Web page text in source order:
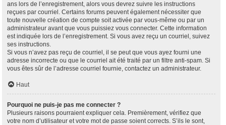
ans lors de l’enregistrement, alors vous devrez suivre les instructions
reçues par courriel. Certains forums peuvent également nécessiter que
toute nouvelle création de compte soit activée par vous-même ou par un
administrateur avant que vous puissiez vous connecter. Cette information
est indiquée lors de l’enregistrement. Si vous avez reçu un courriel, suivez
ses instructions.
Si vous n’avez pas reçu de courriel, il se peut que vous ayez fourni une
adresse incorrecte ou que le courriel ait été traité par un filtre anti-spam. Si
vous êtes sûr de l’adresse courriel fournie, contactez un administrateur.
Haut
Pourquoi ne puis-je pas me connecter ?
Plusieurs raisons pourraient expliquer cela. Premièrement, vérifiez que
votre nom d’utilisateur et votre mot de passe soient corrects. S’ils le sont,